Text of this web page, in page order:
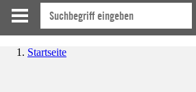
Startseite